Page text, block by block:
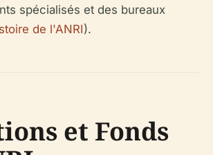
spécialisés et des bureaux
de l'ANRI).
et Fonds